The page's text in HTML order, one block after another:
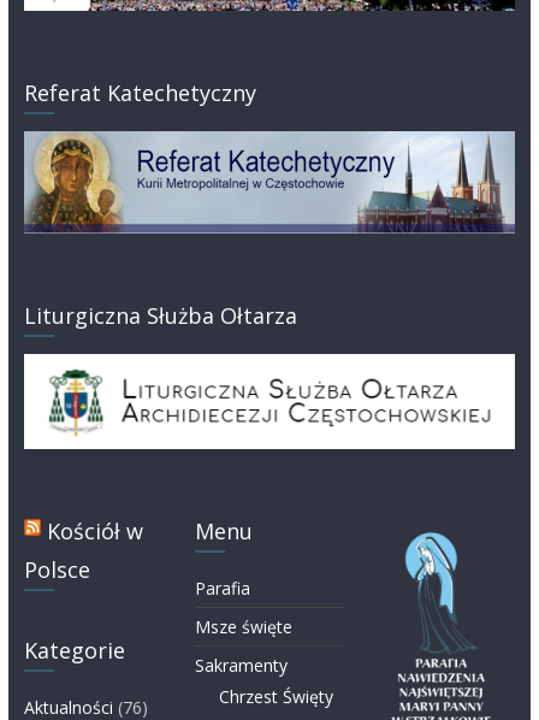
Referat Katechetyczny
Liturgiczna Służba Ołtarza
Kościół w
Polsce
Kategorie
Aktualności (76)
Menu
Parafia
Msze święte
Sakramenty
Chrzest Święty